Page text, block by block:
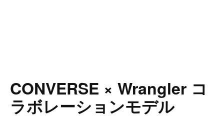
CONVERSE × Wrangler コ
ラボレーションモデル